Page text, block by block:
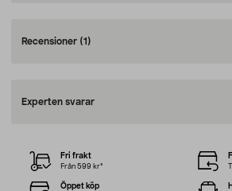
Recensioner (1)
Experten svarar
Fri frakt
Från 599 kr*
Öppet köp